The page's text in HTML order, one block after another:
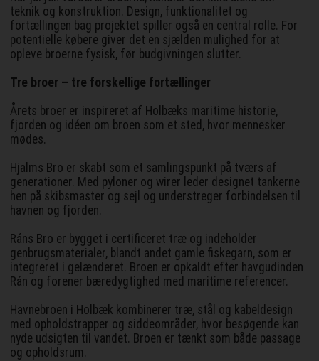
teknik og konstruktion. Design, funktionalitet og
fortællingen bag projektet spiller også en central rolle. For
potentielle købere giver det en sjælden mulighed for at
opleve broerne fysisk, før budgivningen slutter.
Tre broer – tre forskellige fortællinger
Årets broer er inspireret af Holbæks maritime historie,
fjorden og idéen om broen som et sted, hvor mennesker
mødes.
Hjalms Bro er skabt som et samlingspunkt på tværs af
generationer. Med pyloner og wirer leder designet tankerne
hen på skibsmaster og sejl og understreger forbindelsen til
havnen og fjorden.
Ráns Bro er bygget i certificeret træ og indeholder
genbrugsmaterialer, blandt andet gamle fiskegarn, som er
integreret i gelænderet. Broen er opkaldt efter havgudinden
Rán og forener bæredygtighed med maritime referencer.
Havnebroen i Holbæk kombinerer træ, stål og kabeldesign
med opholdstrapper og siddeområder, hvor besøgende kan
nyde udsigten til vandet. Broen er tænkt som både passage
og opholdsrum.